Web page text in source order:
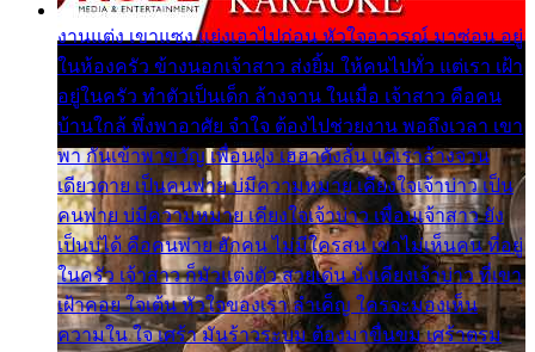
งานแต่ง เขาแซง แย่งเอาไปก่อน หัวใจอาวรณ์ มาซ่อน อยู่
ในห้องครัว ข้างนอกเจ้าสาว ส่งยิ้ม ให้คนไปทั่ว แต่เรา เฝ้า
อยู่ในครัว ทำตัวเป็นเด็ก ล้างจาน ในเมื่อ เจ้าสาว คือคน
บ้านใกล้ พึ่งพาอาศัย จำใจ ต้องไปช่วยงาน พอถึงเวลา เขา
พา กันเข้าพาขวัญ เพื่อนฝูง เฮฮาดังลั่น แต่เราล้างจาน
เดียวดาย เป็นคนพ่าย บ่มีความหมาย เคียงใจเจ้าบ่าว เป็น
คนพ่าย บ่มีความหมาย เคียงใจเจ้าบ่าว เพื่อนเจ้าสาว ยัง
เป็นบ่ได้ คือคนพ่าย ฮักคน ไม่มีใครสน เขาไม่เห็นคน ที่อยู่
ในครัว เจ้าสาว ก็มัวแต่งตัว สวยเด่น นั่งเคียงเจ้าบ่าว ที่เขา
เฝ้าคอย ใจเต้น หัวใจของเรา ลำเค็ญ ใครจะมองเห็น
ความใน ใจ เศร้า มันร้าวระบม ต้องมาขื่นขม เศร้าตรม